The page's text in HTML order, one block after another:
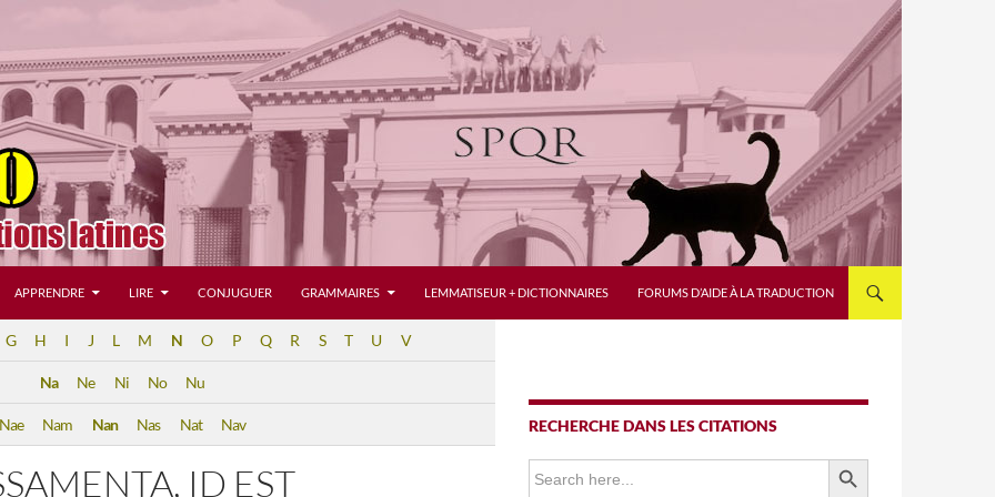
APPRENDRE LIRE CONJUGUER GRAMMAIRES LEMMATISEUR + DICTIONNAIRES FORUMS D’AIDE À LA TRADUCTION
G H I J L M N O P Q R S T U V
Na Ne Ni No Nu
Nae Nam Nan Nas Nat Nav
ID EST
RECHERCHE DANS LES CITATIONS
Search
for:
SEARCH BUTTON